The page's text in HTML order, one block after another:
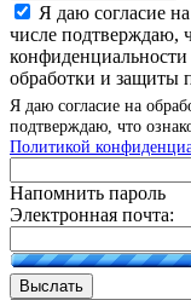
Я даю согласие
числе подтверждаю,
обработки и защиты
Я даю согласие на
подтверждаю, что
Политикой
Напомнить пароль
Электронная почта:
Выслать